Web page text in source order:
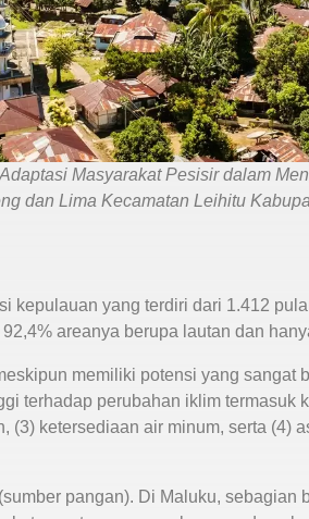
Masyarakat Pesisir dalam
dan Lima Kecamatan Leihitu
kepulauan yang terdiri dari 1.412
areanya berupa lautan dan
memiliki potensi yang
terhadap perubahan iklim termasuk
(3) ketersediaan air minum, serta (4)
pangan). Di Maluku,